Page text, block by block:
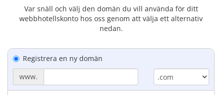
Var snäll och välj den domän du vill använda för ditt
webbhotellskonto hos oss genom att välja ett alternativ
nedan.
Registrera en ny domän
www.